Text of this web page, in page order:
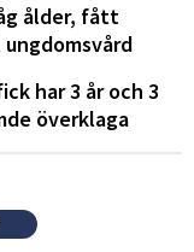
ålder, fått
har 3 år och 3
överklaga